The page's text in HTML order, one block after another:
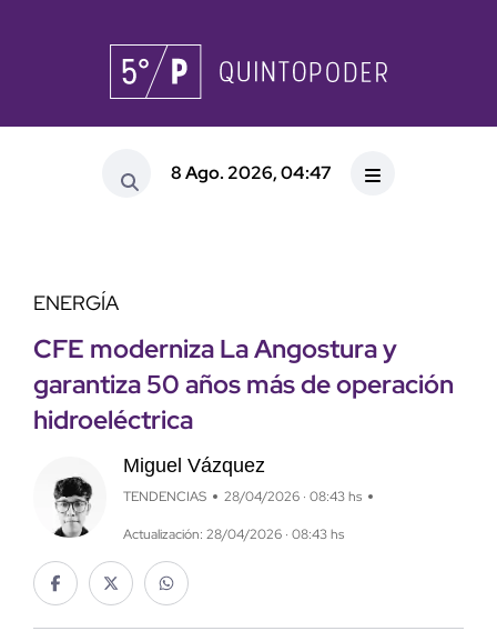
8 Ago. 2026, 04:47
ENERGÍA
CFE moderniza La Angostura y
garantiza 50 años más de operación
hidroeléctrica
Miguel Vázquez
TENDENCIAS 28/04/2026 · 08:43 hs
Actualización: 28/04/2026 · 08:43 hs